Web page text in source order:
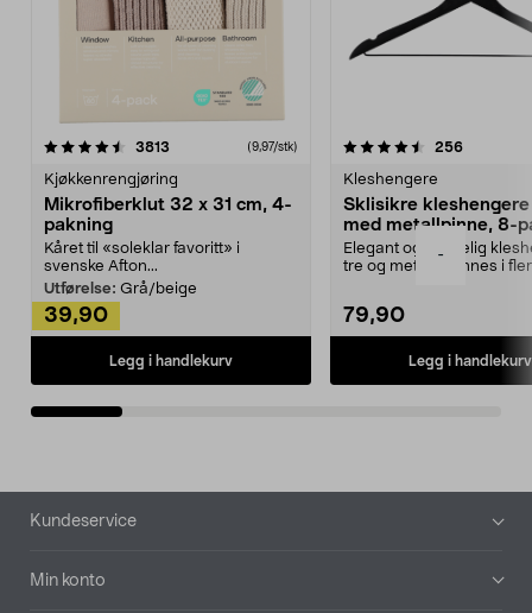
-
3813 anmeldelser(9,97/stk)
Kjøkkenrengjøring
Mikrofiberklut 32 x 31 cm, 4-
pakning
Kåret til «soleklar favoritt» i
svenske Afton...
Utførelse: Grå/beige
39,90
Legg i handlekurv
4.5av 5 stjerner 256
Kleshengere
Sklisikre
med metallpinne, 8-
Elegant og skikkelig
tre og metall – finnes i
79,90
Legg i handlekurv
4.5av 5 stjerner
Bunntekst
Kundeservice
Min konto